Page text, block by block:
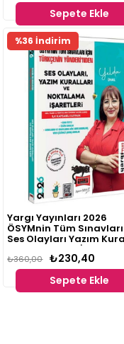
Sepete Ekle
Yargı Yayınları 2026
ÖSYMnin Tüm
Ses Olayları Yazım
ve Noktalama İşaretleri
Yelda Ünal₺230,40
₺360,00
Sepete Ekle
%36 İndirim